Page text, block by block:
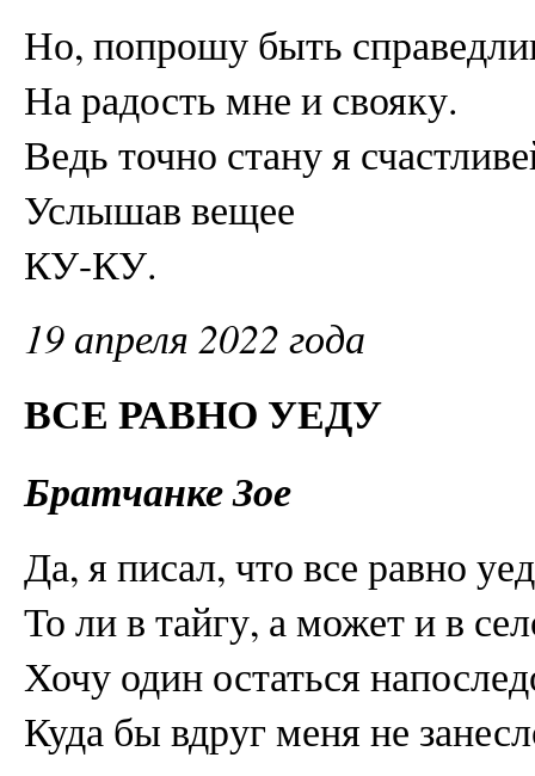
Но, попрошу быть
На радость мне и свояку.
Ведь точно стану я
Услышав вещее
КУ-КУ.
19 апреля 2022 года
ВСЕ РАВНО УЕДУ
Братчанке Зое
Да, я писал, что все равно
То ли в тайгу, а может и в
Хочу один остаться
Куда бы вдруг меня не